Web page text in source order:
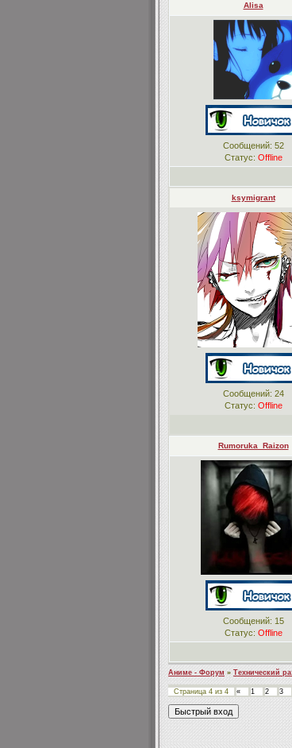
Alisa
Сообщений: 52
Статус: Offline
ksymigrant
Сообщений: 24
Статус: Offline
Rumoruka_Raizon
Сообщений: 15
Статус: Offline
Аниме - Форум » Технический
Страница 4 из 4 « 1 2 3